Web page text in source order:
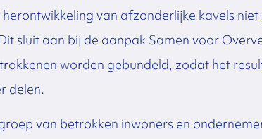
van afzonderlijke kavels
sluit aan bij de aanpak Samen voor
worden gebundeld, zodat het
delen.
van betrokken inwoners en